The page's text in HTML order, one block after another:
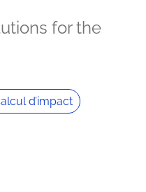
for the
d’impact